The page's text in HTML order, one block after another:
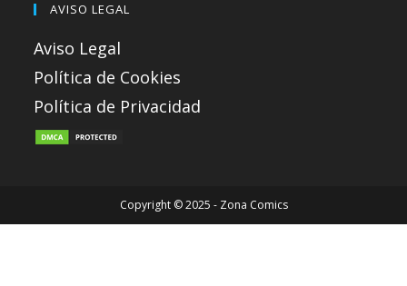
AVISO LEGAL
Aviso Legal
Política de Cookies
Política de Privacidad
Copyright © 2025 - Zona Comics